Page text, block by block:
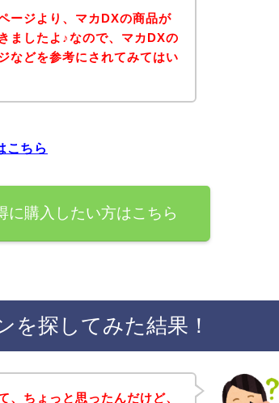
ージより、マカDXの商品が
ましたよ♪なので、マカDXの
などを参考にされてみてはい
こちら
に購入したい方はこちら
を探してみた結果！
、ちょっと思ったんだけど、